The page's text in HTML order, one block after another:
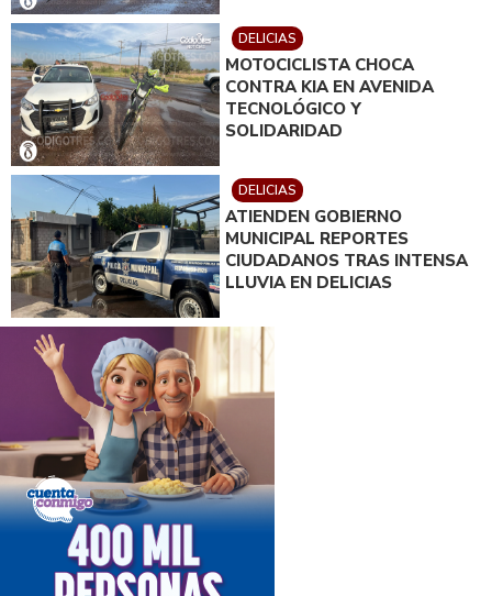
DELICIAS
MOTOCICLISTA CHOCA
CONTRA KIA EN AVENIDA
TECNOLÓGICO Y
SOLIDARIDAD
DELICIAS
ATIENDEN GOBIERNO
MUNICIPAL REPORTES
CIUDADANOS TRAS INTENSA
LLUVIA EN DELICIAS